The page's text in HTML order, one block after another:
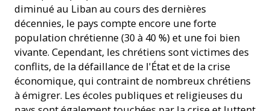
diminué au Liban au cours des dernières
décennies, le pays compte encore une forte
population chrétienne (30 à 40 %) et une foi bien
vivante. Cependant, les chrétiens sont victimes des
conflits, de la défaillance de l'État et de la crise
économique, qui contraint de nombreux chrétiens
à émigrer. Les écoles publiques et religieuses du